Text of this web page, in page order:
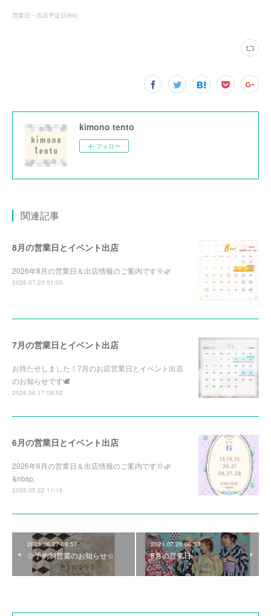
営業日・出店予定日 (94)
kimono tento
フォロー
関連記事
8月の営業日とイベント出店
2026年8月の営業日＆出店情報のご案内です🌞🌿‬
2026.07.23 01:00
7月の営業日とイベント出店
お待たせしました！7月のお店営業日とイベント出店
のお知らせです🕊️
2026.06.17 09:52
6月の営業日とイベント出店
2026年6月の営業日＆出店情報のご案内です💠🌿‬
&nbsp;
2026.05.22 11:16
2021.08.27 08:57
☆予約制営業のお知らせ☆
2021.07.26 06:53
8月の営業日